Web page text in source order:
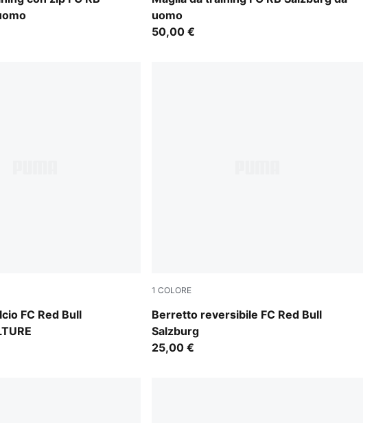
uomo
50,00 €
FC Red Bull
White
1 COLORE
Berretto reversibile FC Red Bull
Salzburg
Flat Dark Gray-Team Regal Red
25,00 €